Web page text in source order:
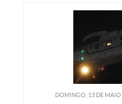
DOMINGO, 13 DE MAIO